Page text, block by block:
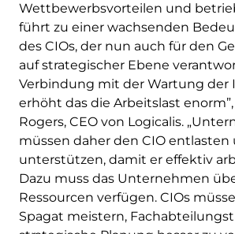
Wettbewerbsvorteilen und
führt zu einer wachsenden
des CIOs, der nun auch für den
auf strategischer Ebene
Verbindung mit der Wartung der
erhöht das die Arbeitslast
Rogers, CEO von Logicalis.
müssen daher den CIO entlasten
unterstützen, damit er effektiv
Dazu muss das Unternehmen
Ressourcen verfügen. CIOs
Spagat meistern,